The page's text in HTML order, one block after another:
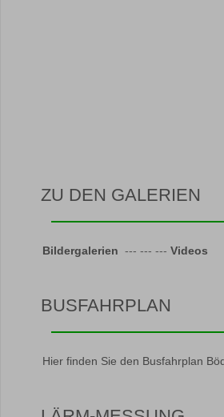
ZU DEN GALERIEN
Bildergalerien --- --- --- Videos
BUSFAHRPLAN
Hier finden Sie den Busfahrplan